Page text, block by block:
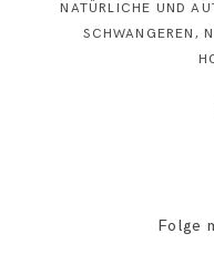
NATÜRLICHE UND
SCHWANGEREN,
Folge